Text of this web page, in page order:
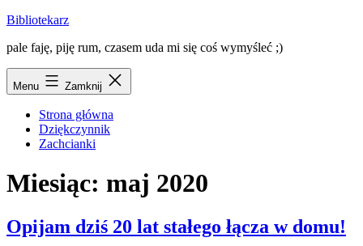
Przejdź
treści
Bibliotekarz
pale faję, piję rum, czasem uda mi się coś wymyśleć ;)
Menu Zamknij
Strona główna
Dziękczynnik
Zachcianki
Miesiąc: maj 2020
Opijam dziś 20 lat stałego łącza w domu!